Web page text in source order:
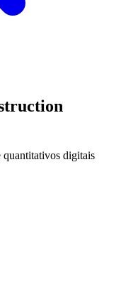
quantitativos digitais